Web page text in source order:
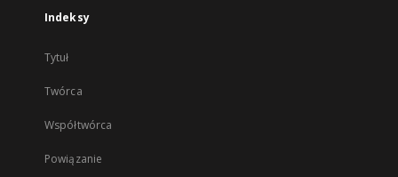
Indeksy
Tytuł
Twórca
Współtwórca
Powiązanie